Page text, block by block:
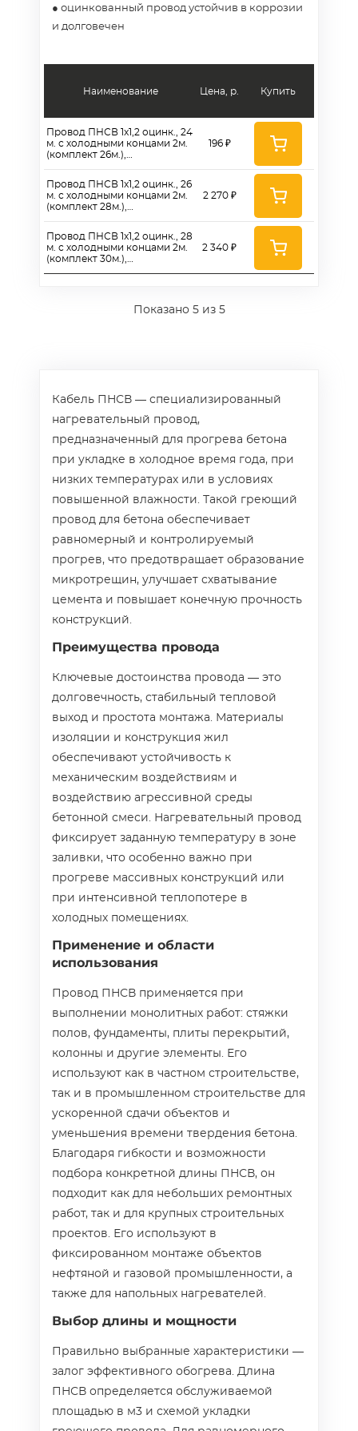
● оцинкованный провод устойчив в коррозии
и долговечен
Наименование
Провод ПНСВ 1x1,2 оцинк., 24
м. с холодными концами 2м.
(комплект 26м.),
Провод ПНСВ 1x1,2 оцинк., 26
м. с холодными концами 2м.
(комплект 28м.),
Провод ПНСВ 1x1,2 оцинк., 28
м. с холодными концами 2м.
(комплект 30м.),
Цена, р.
196 ₽
2 270 ₽
2 340 ₽
Купить
Показано 5из 5
Кабель ПНСВ — специализированный
нагревательный провод,
предназначенный для прогрева бетона
при укладке в холодное время года, при
низких температурах или в условиях
повышенной влажности. Такой греющий
провод для бетона обеспечивает
равномерный и контролируемый
прогрев, что предотвращает образование
микротрещин, улучшает схватывание
цемента и повышает конечную прочность
конструкций.
Преимущества провода
Ключевые достоинства провода — это
долговечность, стабильный тепловой
выход и простота монтажа. Материалы
изоляции и конструкция жил
обеспечивают устойчивость к
механическим воздействиям и
воздействию агрессивной среды
бетонной смеси. Нагревательный провод
фиксирует заданную температуру в зоне
заливки, что особенно важно при
прогреве массивных конструкций или
при интенсивной теплопотере в
холодных помещениях.
Применение и области
использования
Провод ПНСВ применяется при
выполнении монолитных работ: стяжки
полов, фундаменты, плиты перекрытий,
колонны и другие элементы. Его
используют как в частном строительстве,
так и в промышленном строительстве для
ускоренной сдачи объектов и
уменьшения времени твердения бетона.
Благодаря гибкости и возможности
подбора конкретной длины ПНСВ, он
подходит как для небольших ремонтных
работ, так и для крупных строительных
проектов. Его используют в
фиксированном монтаже объектов
нефтяной и газовой промышленности, а
также для напольных нагревателей.
Выбор длины и мощности
Правильно выбранные характеристики —
залог эффективного обогрева. Длина
ПНСВ определяется обслуживаемой
площадью в м3 и схемой укладки